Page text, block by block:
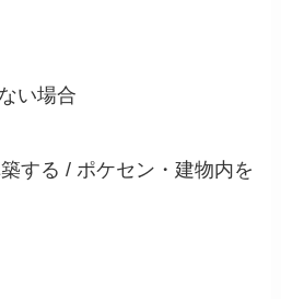
い場合
する / ポケセン・建物内を